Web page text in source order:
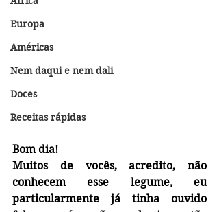
Europa
Américas
Nem daqui e nem dali
Doces
Receitas rápidas
Bom dia!
Muitos de vocês, acredito, não
conhecem esse legume, eu
particularmente já tinha ouvido